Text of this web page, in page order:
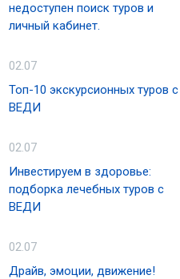
недоступен поиск туров и
личный кабинет.
02.07
Топ-10 экскурсионных туров с
ВЕДИ
02.07
Инвестируем в здоровье:
подборка лечебных туров с
ВЕДИ
02.07
Драйв, эмоции, движение!